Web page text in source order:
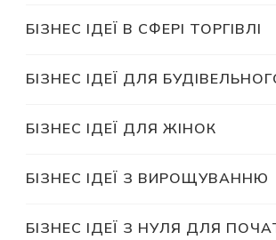
БІЗНЕС ІДЕЇ В СФЕРІ ТОРГІВЛІ
БІЗНЕС ІДЕЇ ДЛЯ
БІЗНЕС ІДЕЇ ДЛЯ ЖІНОК
БІЗНЕС ІДЕЇ З ВИРОЩУВАННЮ
БІЗНЕС ІДЕЇ З НУЛЯ ДЛЯ